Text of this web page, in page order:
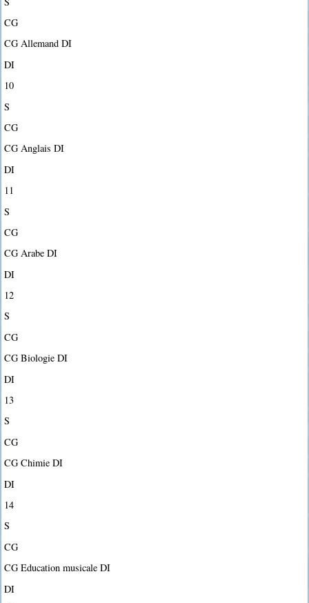
CG
CG Allemand DI
DI
10
S
CG
CG Anglais DI
DI
11
S
CG
CG Arabe DI
DI
12
S
CG
CG Biologie DI
DI
13
S
CG
CG Chimie DI
DI
14
S
CG
CG Education musicale DI
DI